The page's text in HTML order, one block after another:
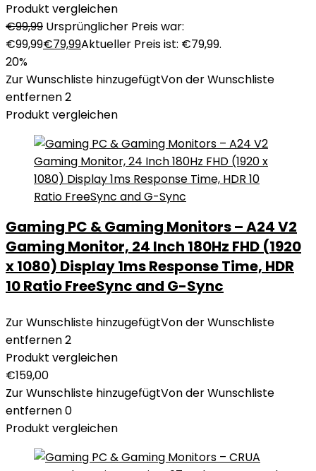
Produkt vergleichen
€99,99 Ursprünglicher Preis war:
€99,99€79,99Aktueller Preis ist: €79,99.
20%
Zur Wunschliste hinzugefügtVon der Wunschliste
entfernen2
Produkt vergleichen
Gaming PC & Gaming Monitors – A24 V2
Gaming Monitor, 24 Inch 180Hz FHD (1920
x 1080) Display 1ms Response Time, HDR
10 Ratio FreeSync and G-Sync
Zur Wunschliste hinzugefügtVon der Wunschliste
entfernen2
Produkt vergleichen
€159,00
Zur Wunschliste hinzugefügtVon der Wunschliste
entfernen0
Produkt vergleichen